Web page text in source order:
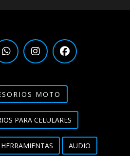
MOTO
PARA CELULARES
AUDIO